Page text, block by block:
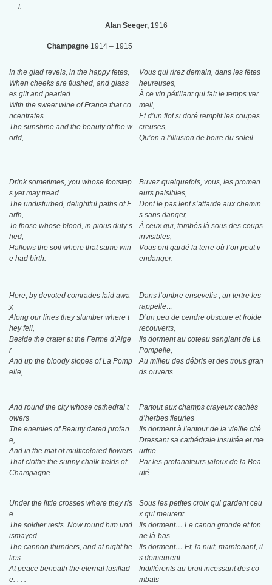
l.
Alan Seeger, 1916
Champagne1914 – 1915
In the glad revels, in the happy fetes,
When cheeks are flushed, and glass
es gilt and pearled
With the sweet wine of France that co
ncentrates
The sunshine and the beauty of the w
orld,
Vous qui rirez demain, dans les fêtes
heureuses,
À ce vin pétillant qui fait le temps ver
meil,
Et d’un flot si doré remplit les coupes
creuses,
Qu’on a l’illusion de boire du soleil.
Drink sometimes, you whose footstep
s yet may tread
The undisturbed, delightful paths of E
arth,
To those whose blood, in pious duty s
hed,
Hallows the soil where that same win
e had birth.
Buvez quelquefois, vous, les promen
eurs paisibles,
Dont le pas lent s’attarde aux chemin
s sans danger,
À ceux qui, tombés là sous des coups
invisibles,
Vous ont gardé la terre où l’on peut v
endanger.
Here, by devoted comrades laid awa
y,
Along our lines they slumber where t
hey fell,
Beside the crater at the Ferme d’Alge
r
And up the bloody slopes of La Pomp
elle,
Dans l’ombre ensevelis , un tertre les
rappelle…
D’un peu de cendre obscure et froide
recouverts,
Ils dorment au coteau sanglant de La
Pompelle,
Au milieu des débris et des trous gran
ds ouverts.
And round the city whose cathedral t
owers
The enemies of Beauty dared profan
e,
And in the mat of multicolored flowers
That clothe the sunny chalk-fields of
Champagne.
Partout aux champs crayeux cachés
d’herbes fleuries
Ils dorment à l’entour de la vieille cité
Dressant sa cathédrale insultée et me
urtrie
Par les profanateurs jaloux de la Bea
uté.
Under the little crosses where they ris
e
The soldier rests. Now round him und
ismayed
The cannon thunders, and at night he
lies
At peace beneath the eternal fusillad
e. . . .
Sous les petites croix qui gardent ceu
x qui meurent
Ils dorment… Le canon gronde et ton
ne là-bas
Ils dorment… Et, la nuit, maintenant, il
s demeurent
Indifférents au bruit incessant des co
mbats